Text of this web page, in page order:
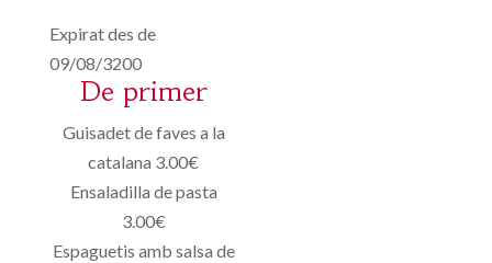
Expirat des de
09/08/3200
De primer
Guisadet de faves a la
catalana 3.00€
Ensaladilla de pasta
3.00€
Espaguetis amb salsa de